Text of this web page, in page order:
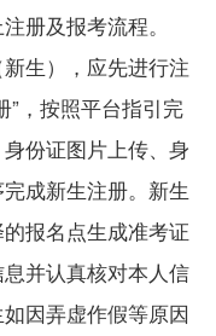
册及报考流程。
新生），应先进行注
”，按照平台指引完
份证图片上传、身
成新生注册。 新生
报名点生成准考证
并认真核对本人信
因弄虚作假等原因